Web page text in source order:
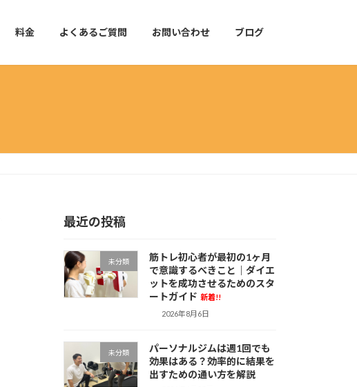
料金 よくあるご質問 お問い合わせ ブログ
最近の投稿
未分類
筋トレ初心者が最初の1ヶ月
で意識するべきこと｜ダイエ
ットを成功させるためのスタ
ートガイド 新着!!
2026年8月6日
未分類
パーソナルジムは週1回でも
効果はある？効率的に結果を
出すための通い方を解説